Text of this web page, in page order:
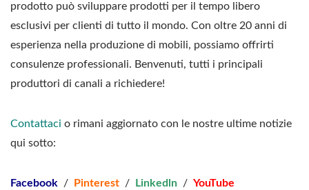
prodotto può sviluppare prodotti per il tempo libero
esclusivi per clienti di tutto il mondo. Con oltre 20 anni di
esperienza nella produzione di mobili, possiamo offrirti
consulenze professionali. Benvenuti, tutti i principali
produttori di canali a richiedere!
Contattaci o rimani aggiornato con le nostre ultime notizie
qui sotto:
Facebook / Pinterest / Linkedln / YouTube